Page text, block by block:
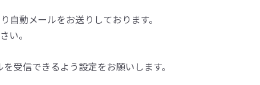
動メールをお送りしております。
い。
受信できるよう設定をお願いします。